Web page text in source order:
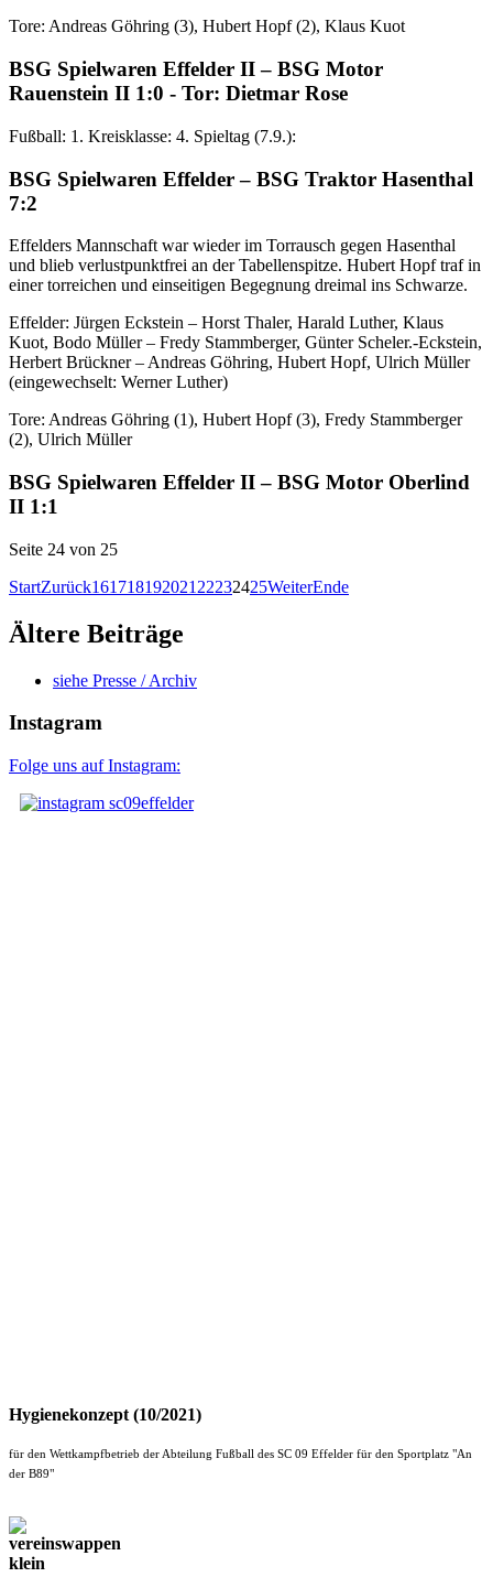
Tore: Andreas Göhring (3), Hubert Hopf (2), Klaus Kuot
BSG Spielwaren Effelder II – BSG Motor
Rauenstein II 1:0 - Tor: Dietmar Rose
Fußball: 1. Kreisklasse: 4. Spieltag (7.9.):
BSG Spielwaren Effelder – BSG Traktor Hasenthal
7:2
Effelders Mannschaft war wieder im Torrausch gegen Hasenthal
und blieb verlustpunktfrei an der Tabellenspitze. Hubert Hopf traf in
einer torreichen und einseitigen Begegnung dreimal ins Schwarze.
Effelder: Jürgen Eckstein – Horst Thaler, Harald Luther, Klaus
Kuot, Bodo Müller – Fredy Stammberger, Günter Scheler.-Eckstein,
Herbert Brückner – Andreas Göhring, Hubert Hopf, Ulrich Müller
(eingewechselt: Werner Luther)
Tore: Andreas Göhring (1), Hubert Hopf (3), Fredy Stammberger
(2), Ulrich Müller
BSG Spielwaren Effelder II – BSG Motor Oberlind
II 1:1
Seite 24 von 25
StartZurück161718192021 22232425WeiterEnde
Ältere Beiträge
siehe Presse / Archiv
Instagram
Folge uns auf Instagram:
Hygienekonzept (10/2021)
für den Wettkampfbetrieb der Abteilung Fußball des SC 09 Effelder für den Sportplatz "An
der B89"